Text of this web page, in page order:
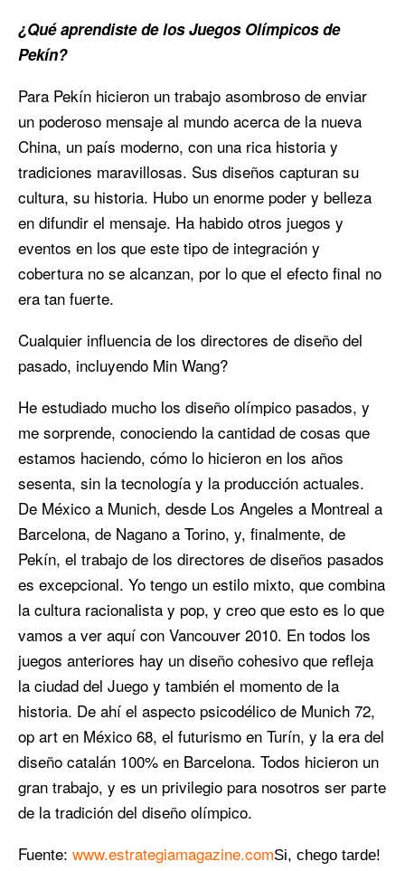
¿Qué aprendiste de los Juegos Olímpicos de
Pekín?
Para Pekín hicieron un trabajo asombroso de enviar
un poderoso mensaje al mundo acerca de la nueva
China, un país moderno, con una rica historia y
tradiciones maravillosas. Sus diseños capturan su
cultura, su historia. Hubo un enorme poder y belleza
en difundir el mensaje. Ha habido otros juegos y
eventos en los que este tipo de integración y
cobertura no se alcanzan, por lo que el efecto final no
era tan fuerte.
Cualquier influencia de los directores de diseño del
pasado, incluyendo Min Wang?
He estudiado mucho los diseño olímpico pasados, y
me sorprende, conociendo la cantidad de cosas que
estamos haciendo, cómo lo hicieron en los años
sesenta, sin la tecnología y la producción actuales.
De México a Munich, desde Los Angeles a Montreal a
Barcelona, de Nagano a Torino, y, finalmente, de
Pekín, el trabajo de los directores de diseños pasados
es excepcional. Yo tengo un estilo mixto, que combina
la cultura racionalista y pop, y creo que esto es lo que
vamos a ver aquí con Vancouver 2010. En todos los
juegos anteriores hay un diseño cohesivo que refleja
la ciudad del Juego y también el momento de la
historia. De ahí el aspecto psicodélico de Munich 72,
op art en México 68, el futurismo en Turín, y la era del
diseño catalán 100% en Barcelona. Todos hicieron un
gran trabajo, y es un privilegio para nosotros ser parte
de la tradición del diseño olímpico.
Fuente: www.estrategiamagazine.comSi, chego tarde!